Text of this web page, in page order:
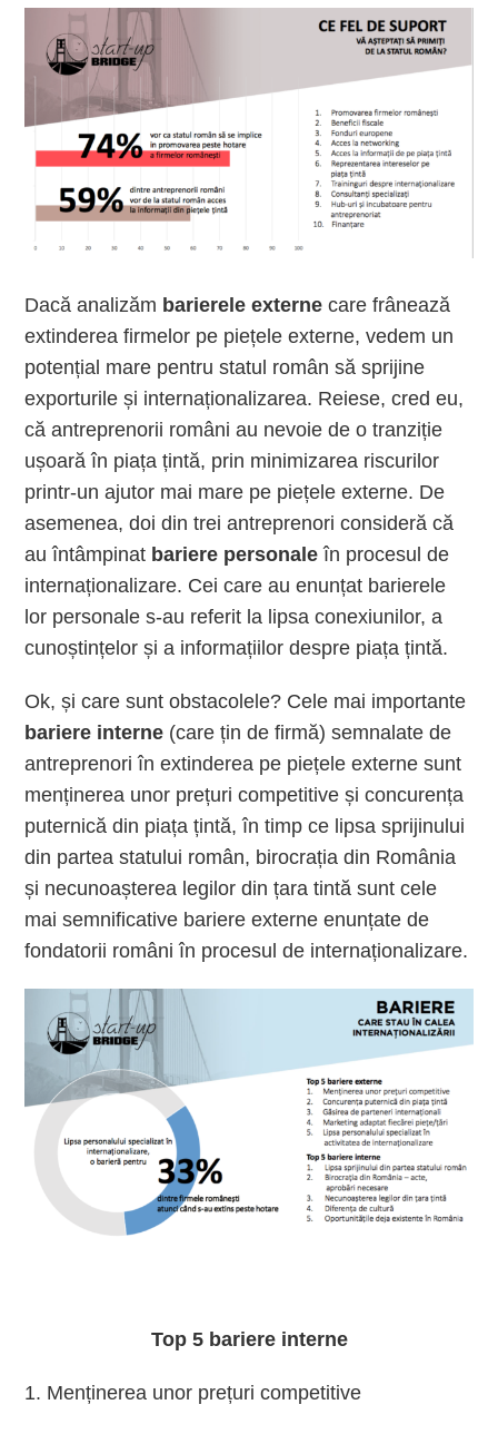
Dacă analizăm barierele externecare frânează
extinderea firmelor pe piețele externe, vedem un
potențial mare pentru statul român să sprijine
exporturile și internaționalizarea. Reiese, cred eu,
că antreprenorii români au nevoie de o tranziție
ușoară în piața țintă, prin minimizarea riscurilor
printr-un ajutor mai mare pe piețele externe. De
asemenea, doi din trei antreprenori consideră că
au întâmpinat bariere personaleîn procesul de
internaționalizare. Cei care au enunțat barierele
lor personale s-au referit la lipsa conexiunilor, a
cunoștințelor și a informațiilor despre piața țintă.
Ok, și care sunt obstacolele? Cele mai importante
bariere interne (care țin de firmă) semnalate de
antreprenori în extinderea pe piețele externe sunt
menținerea unor prețuri competitive și concurența
puternică din piața țintă, în timp ce lipsa sprijinului
din partea statului român, birocrația din România
și necunoașterea legilor din țara tintă sunt cele
mai semnificative bariere externe enunțate de
fondatorii români în procesul de internaționalizare.
Top 5 bariere interne
1. Menținerea unor prețuri competitive